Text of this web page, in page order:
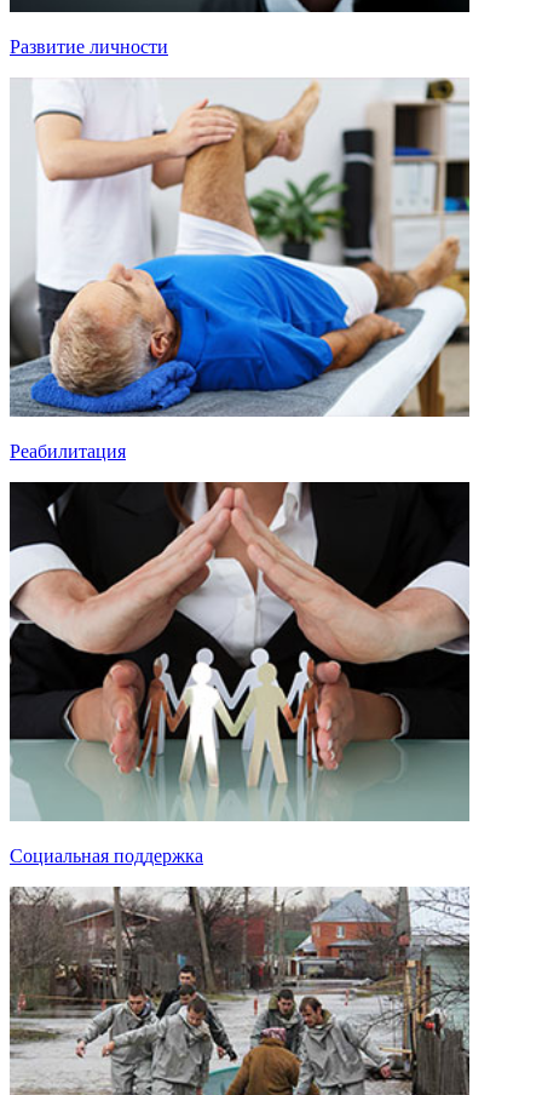
Развитие личности
Реабилитация
Социальная поддержка